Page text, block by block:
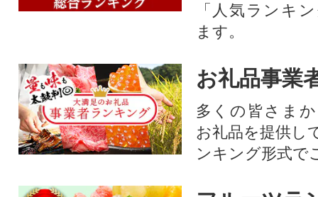
「人気ランキ
ます。
お礼品事業
多くの皆さま
お礼品を提供し
ンキング形式で